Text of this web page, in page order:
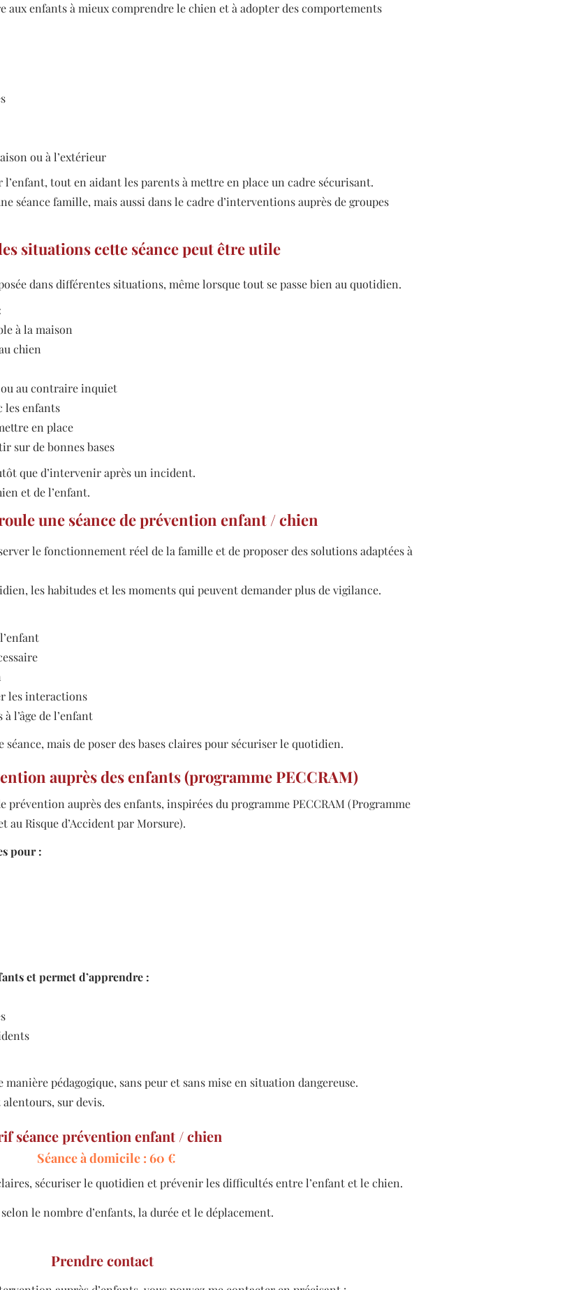
aux enfants à mieux comprendre le chien et à adopter des comportements
ou à l’extérieur
tout en aidant les parents à mettre en place un cadre sécurisant.
séance famille, mais aussi dans le cadre d’interventions auprès de groupes
situations cette séance peut être utile
dans différentes situations, même lorsque tout se passe bien au quotidien.
à la maison
chien
au contraire inquiet
les enfants
en place
sur de bonnes bases
que d’intervenir après un incident.
et de l’enfant.
une séance de prévention enfant / chien
le fonctionnement réel de la famille et de proposer des solutions adaptées à
les habitudes et les moments qui peuvent demander plus de vigilance.
les interactions
l’âge de l’enfant
séance, mais de poser des bases claires pour sécuriser le quotidien.
auprès des enfants (programme PECCRAM)
prévention auprès des enfants, inspirées du programme PECCRAM (Programme
au Risque d’Accident par Morsure).
pour :
et permet d’apprendre :
pédagogique, sans peur et sans mise en situation dangereuse.
sur devis.
séance prévention enfant / chien
Séance à domicile : 60 €
sécuriser le quotidien et prévenir les difficultés entre l’enfant et le chien.
le nombre d’enfants, la durée et le déplacement.
Prendre contact